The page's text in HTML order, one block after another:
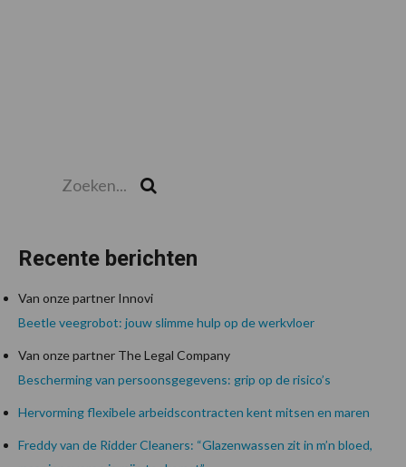
Recente berichten
Van onze partner Innovi
Beetle veegrobot: jouw slimme hulp op de werkvloer
Van onze partner The Legal Company
Bescherming van persoonsgegevens: grip op de risico’s
Hervorming flexibele arbeidscontracten kent mitsen en maren
Freddy van de Ridder Cleaners: “Glazenwassen zit in m’n bloed,